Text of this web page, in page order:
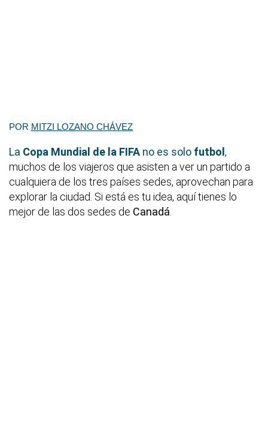
POR MITZI LOZANO CHÁVEZ
La Copa Mundial de la FIFA no es solo futbol ,
muchos de los viajeros que asisten a ver un partido a
cualquiera de los tres países sedes, aprovechan para
explorar la ciudad. Si está es tu idea, aquí tienes lo
mejor de las dos sedes de Canadá